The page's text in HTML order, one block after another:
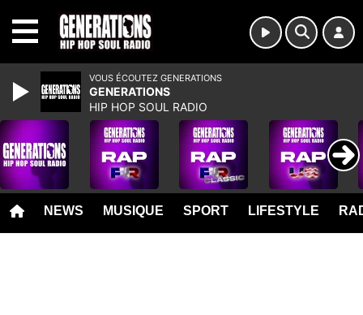
NEWS MUSIQUE SPORT LIFESTYLE
VOUS ÉCOUTEZ GENERATIONS
GENERATIONS
HIP HOP SOUL RADIO